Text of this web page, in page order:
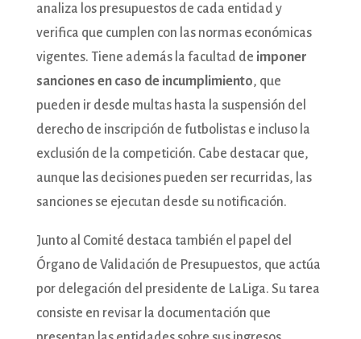
analiza los presupuestos de cada entidad y
verifica que cumplen con las normas económicas
vigentes. Tiene además la facultad de imponer
sanciones en caso de incumplimiento, que
pueden ir desde multas hasta la suspensión del
derecho de inscripción de futbolistas e incluso la
exclusión de la competición. Cabe destacar que,
aunque las decisiones pueden ser recurridas, las
sanciones se ejecutan desde su notificación.
Junto al Comité destaca también el papel del
Órgano de Validación de Presupuestos, que actúa
por delegación del presidente de LaLiga. Su tarea
consiste en revisar la documentación que